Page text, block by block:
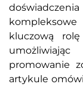
kluczową
promowanie
artykule